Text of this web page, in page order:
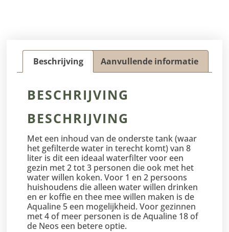
Beschrijving Aanvullende informatie
BESCHRIJVING
BESCHRIJVING
Met een inhoud van de onderste tank (waar
het gefilterde water in terecht komt) van 8
liter is dit een ideaal waterfilter voor een
gezin met 2 tot 3 personen die ook met het
water willen koken. Voor 1 en 2 persoons
huishoudens die alleen water willen drinken
en er koffie en thee mee willen maken is de
Aqualine 5 een mogelijkheid. Voor gezinnen
met 4 of meer personen is de Aqualine 18 of
de Neos een betere optie.